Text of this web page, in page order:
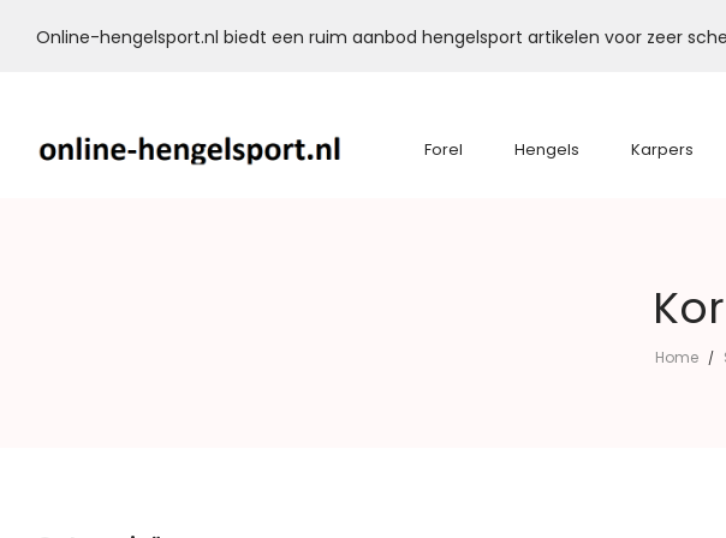
Online-hengelsport.nl biedt een ruim aanbod hengelsport artikelen voor zeer
Forel Hengels Karpers
Home /